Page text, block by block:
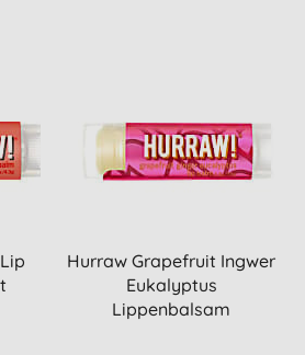
Hurraw Grapefruit Ingwer
Eukalyptus
Lippenbalsam